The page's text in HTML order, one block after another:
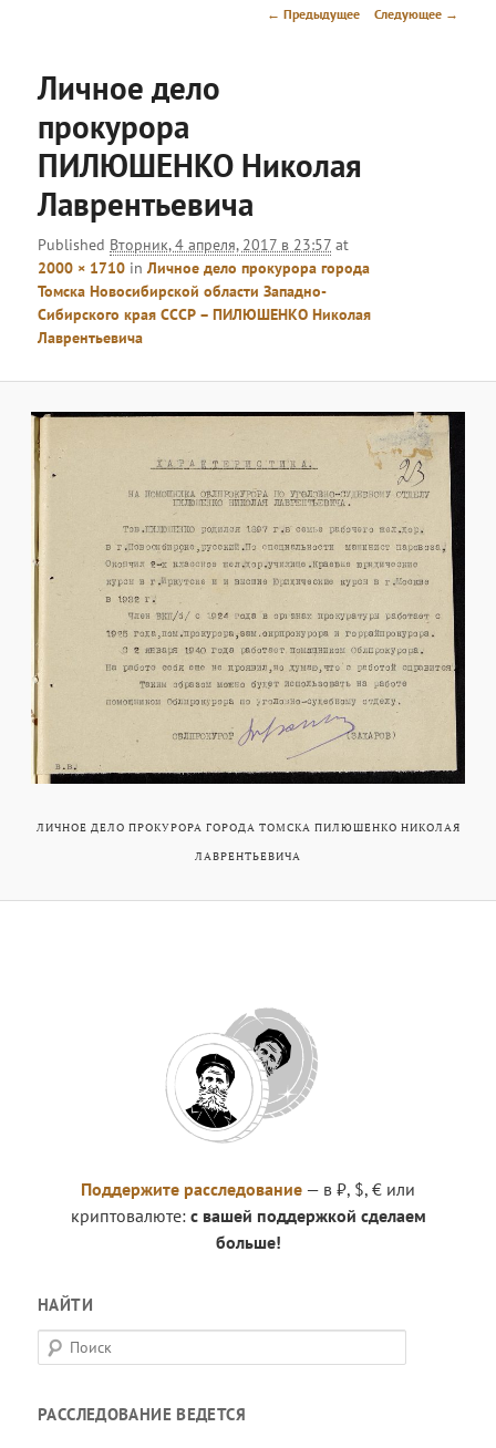
Навигация
← Предыдущее Следующее →
Личное дело
прокурора
ПИЛЮШЕНКО Николая
Лаврентьевича
Published Вторник, 4 апреля, 2017 в 23:57 at
2000 × 1710 inЛичное дело прокурора города
Томска Новосибирской области Западно-
Сибирского края СССР – ПИЛЮШЕНКО Николая
Лаврентьевича
ЛИЧНОЕ ДЕЛО ПРОКУРОРА ГОРОДА ТОМСКА ПИЛЮШЕНКО НИКОЛАЯ
ЛАВРЕНТЬЕВИЧА
Поддержите расследование — в ₽, $, € или
криптовалюте: с вашей поддержкой сделаем
больше!
НАЙТИ
П
о
с
РАССЛЕДОВАНИЕ ВЕДЕТСЯ